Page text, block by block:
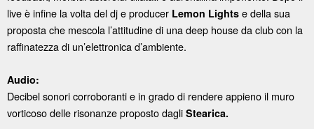
live è infine la volta del dj e producer Lemon Lights e della sua
proposta che mescola l’attitudine di una deep house da club con la
raffinatezza di un’elettronica d’ambiente.
Audio:
Decibel sonori corroboranti e in grado di rendere appieno il muro
vorticoso delle risonanze proposto dagli Stearica.